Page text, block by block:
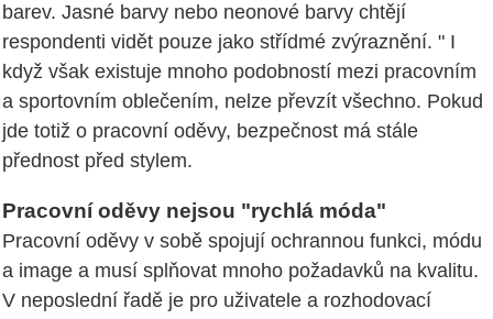
barev. Jasné barvy nebo neonové barvy chtějí
respondenti vidět pouze jako střídmé zvýraznění. " I
když však existuje mnoho podobností mezi pracovním
a sportovním oblečením, nelze převzít všechno. Pokud
jde totiž o pracovní oděvy, bezpečnost má stále
přednost před stylem.
Pracovní oděvy nejsou "rychlá móda"
Pracovní oděvy v sobě spojují ochrannou funkci, módu
a image a musí splňovat mnoho požadavků na kvalitu.
V neposlední řadě je pro uživatele a rozhodovací